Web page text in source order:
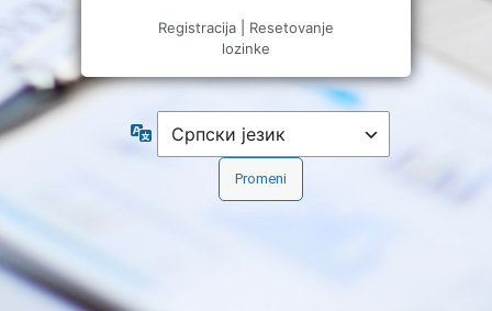
Registracija
Resetovanje
lozinke
Jezik